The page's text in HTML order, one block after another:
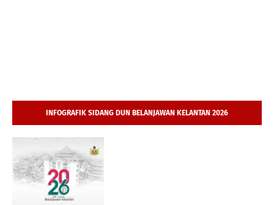
INFOGRAFIK SIDANG DUN BELANJAWAN KELANTAN 2026